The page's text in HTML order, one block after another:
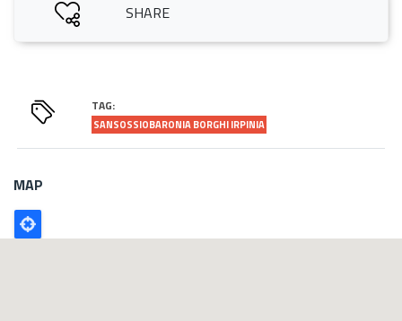
SHARE
TAG:
SANSOSSIOBARONIA BORGHI IRPINIA
MAP
Poligono
GEO